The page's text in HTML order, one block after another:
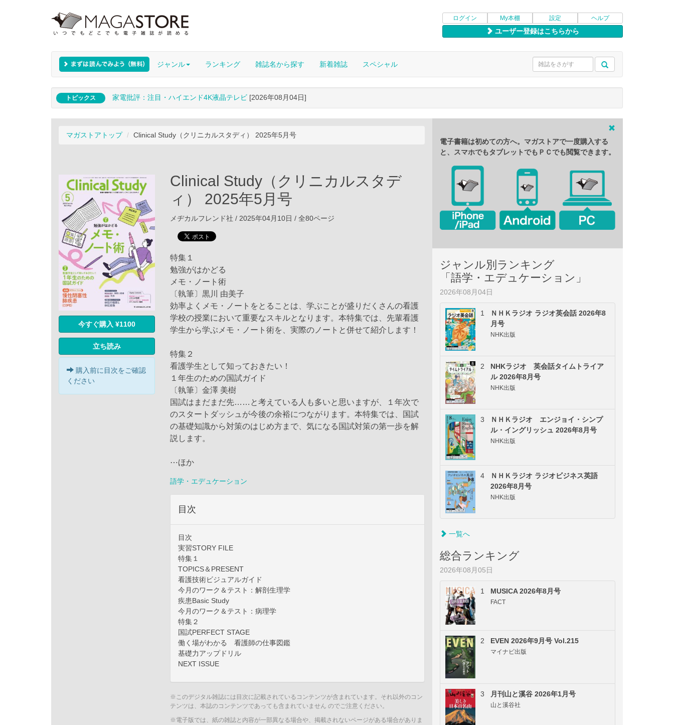
ログイン My本棚 設定 ヘルプ
ユーザー登録はこちらから
ジャンル ランキング 雑誌名から探す 新着雑誌 スペシャル
トピックス 家電批評：注目・ハイエンド4K液晶テレビ [2026年08月04日]
マガストアトップ Clinical Study（クリニカルスタディ） 2025年5月号
今すぐ購入 ¥1100
立ち読み
購入前に目次をご確認
ください
Clinical Study（クリニカルスタデ
ィ） 2025年5月号
メヂカルフレンド社 / 2025年04月10日 / 全80ページ
特集１
勉強がはかどる
メモ・ノート術
〔執筆〕黒川 由美子
効率よくメモ・ノートをとることは、学ぶことが盛りだくさんの看護
学校の授業において重要なスキルとなります。本特集では、先輩看護
学生から学ぶメモ・ノート術を、実際のノートと併せて紹介します！
特集２
看護学生として知っておきたい！
１年生のための国試ガイド
〔執筆〕金澤 美樹
国試はまだまだ先……と考えている人も多いと思いますが、１年次で
のスタートダッシュが今後の余裕につながります。本特集では、国試
の基礎知識から対策のはじめ方まで、気になる国試対策の第一歩を解
説します。
⋯ほか
語学・エデュケーション
目次
目次
実習STORY FILE
特集１
TOPICS＆PRESENT
看護技術ビジュアルガイド
今月のワーク＆テスト：解剖生理学
疾患Basic Study
今月のワーク＆テスト：病理学
特集２
国試PERFECT STAGE
働く場がわかる 看護師の仕事図鑑
基礎力アップドリル
NEXT ISSUE
※このデジタル雑誌には目次に記載されているコンテンツが含まれています。それ以外のコン
テンツは、本誌のコンテンツであっても含まれていません のでご注意ください。
※電子版では、紙の雑誌と内容が一部異なる場合や、掲載されないページがある場合がありま
電子書籍は初めての方へ。マガストアで一度購入する
と、スマホでもタブレットでもＰＣでも閲覧できます。
ジャンル別ランキング
「語学・エデュケーション」
2026年08月04日
1
ＮＨＫラジオ ラジオ英会話 2026年8
月号
NHK出版
2
NHKラジオ 英会話タイムトライア
ル 2026年8月号
NHK出版
3
ＮＨＫラジオ エンジョイ・シンプ
ル・イングリッシュ 2026年8月号
NHK出版
4
ＮＨＫラジオ ラジオビジネス英語
2026年8月号
NHK出版
一覧へ
総合ランキング
2026年08月05日
1 MUSICA 2026年8月号
FACT
2 EVEN 2026年9月号 Vol.215
マイナビ出版
3 月刊山と溪谷 2026年1月号
山と溪谷社